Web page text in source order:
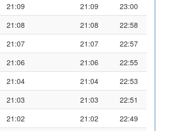
21:09 21:09
23:00
21:08 21:08
22:58
21:07 21:07
22:57
21:06 21:06
22:55
21:04 21:04
22:53
21:03 21:03
22:51
21:02 21:02
22:49